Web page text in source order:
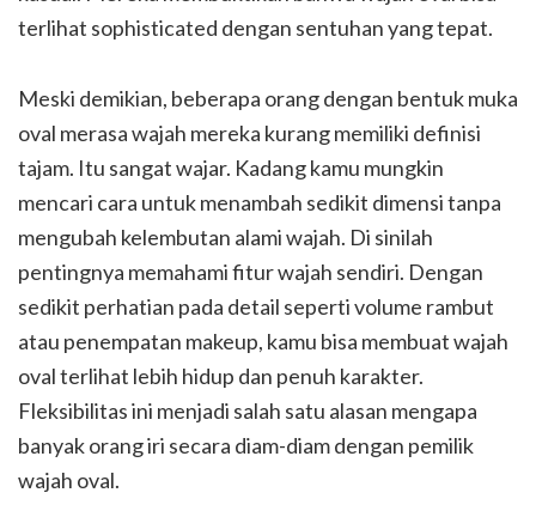
terlihat sophisticated dengan sentuhan yang tepat.
Meski demikian, beberapa orang dengan bentuk muka
oval merasa wajah mereka kurang memiliki definisi
tajam. Itu sangat wajar. Kadang kamu mungkin
mencari cara untuk menambah sedikit dimensi tanpa
mengubah kelembutan alami wajah. Di sinilah
pentingnya memahami fitur wajah sendiri. Dengan
sedikit perhatian pada detail seperti volume rambut
atau penempatan makeup, kamu bisa membuat wajah
oval terlihat lebih hidup dan penuh karakter.
Fleksibilitas ini menjadi salah satu alasan mengapa
banyak orang iri secara diam-diam dengan pemilik
wajah oval.